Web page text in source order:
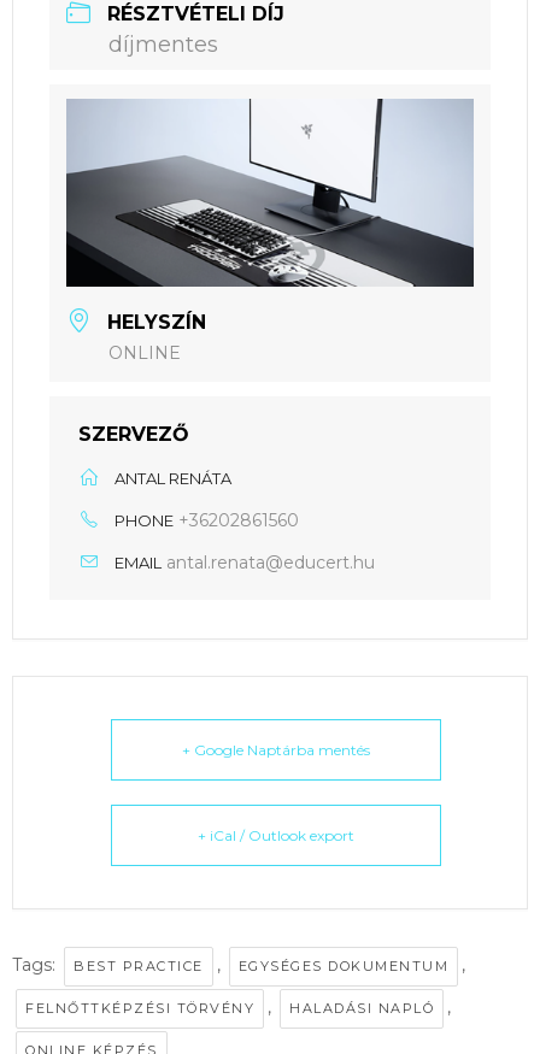
RÉSZTVÉTELI DÍJ
díjmentes
HELYSZÍN
ONLINE
SZERVEZŐ
ANTAL RENÁTA
PHONE +36202861560
EMAIL antal.renata@educert.hu
+ Google Naptárba mentés
+ iCal / Outlook export
Tags: BEST PRACTICE , EGYSÉGES DOKUMENTUM ,
FELNŐTTKÉPZÉSI TÖRVÉNY , HALADÁSI NAPLÓ ,
ONLINE KÉPZÉS